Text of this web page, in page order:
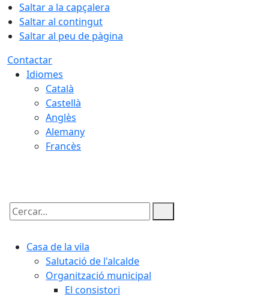
Saltar a la capçalera
Saltar al contingut
Saltar al peu de pàgina
Contactar
Idiomes
Català
Castellà
Anglès
Alemany
Francès
Cercar:
Casa de la vila
Salutació de l'alcalde
Organització municipal
El consistori